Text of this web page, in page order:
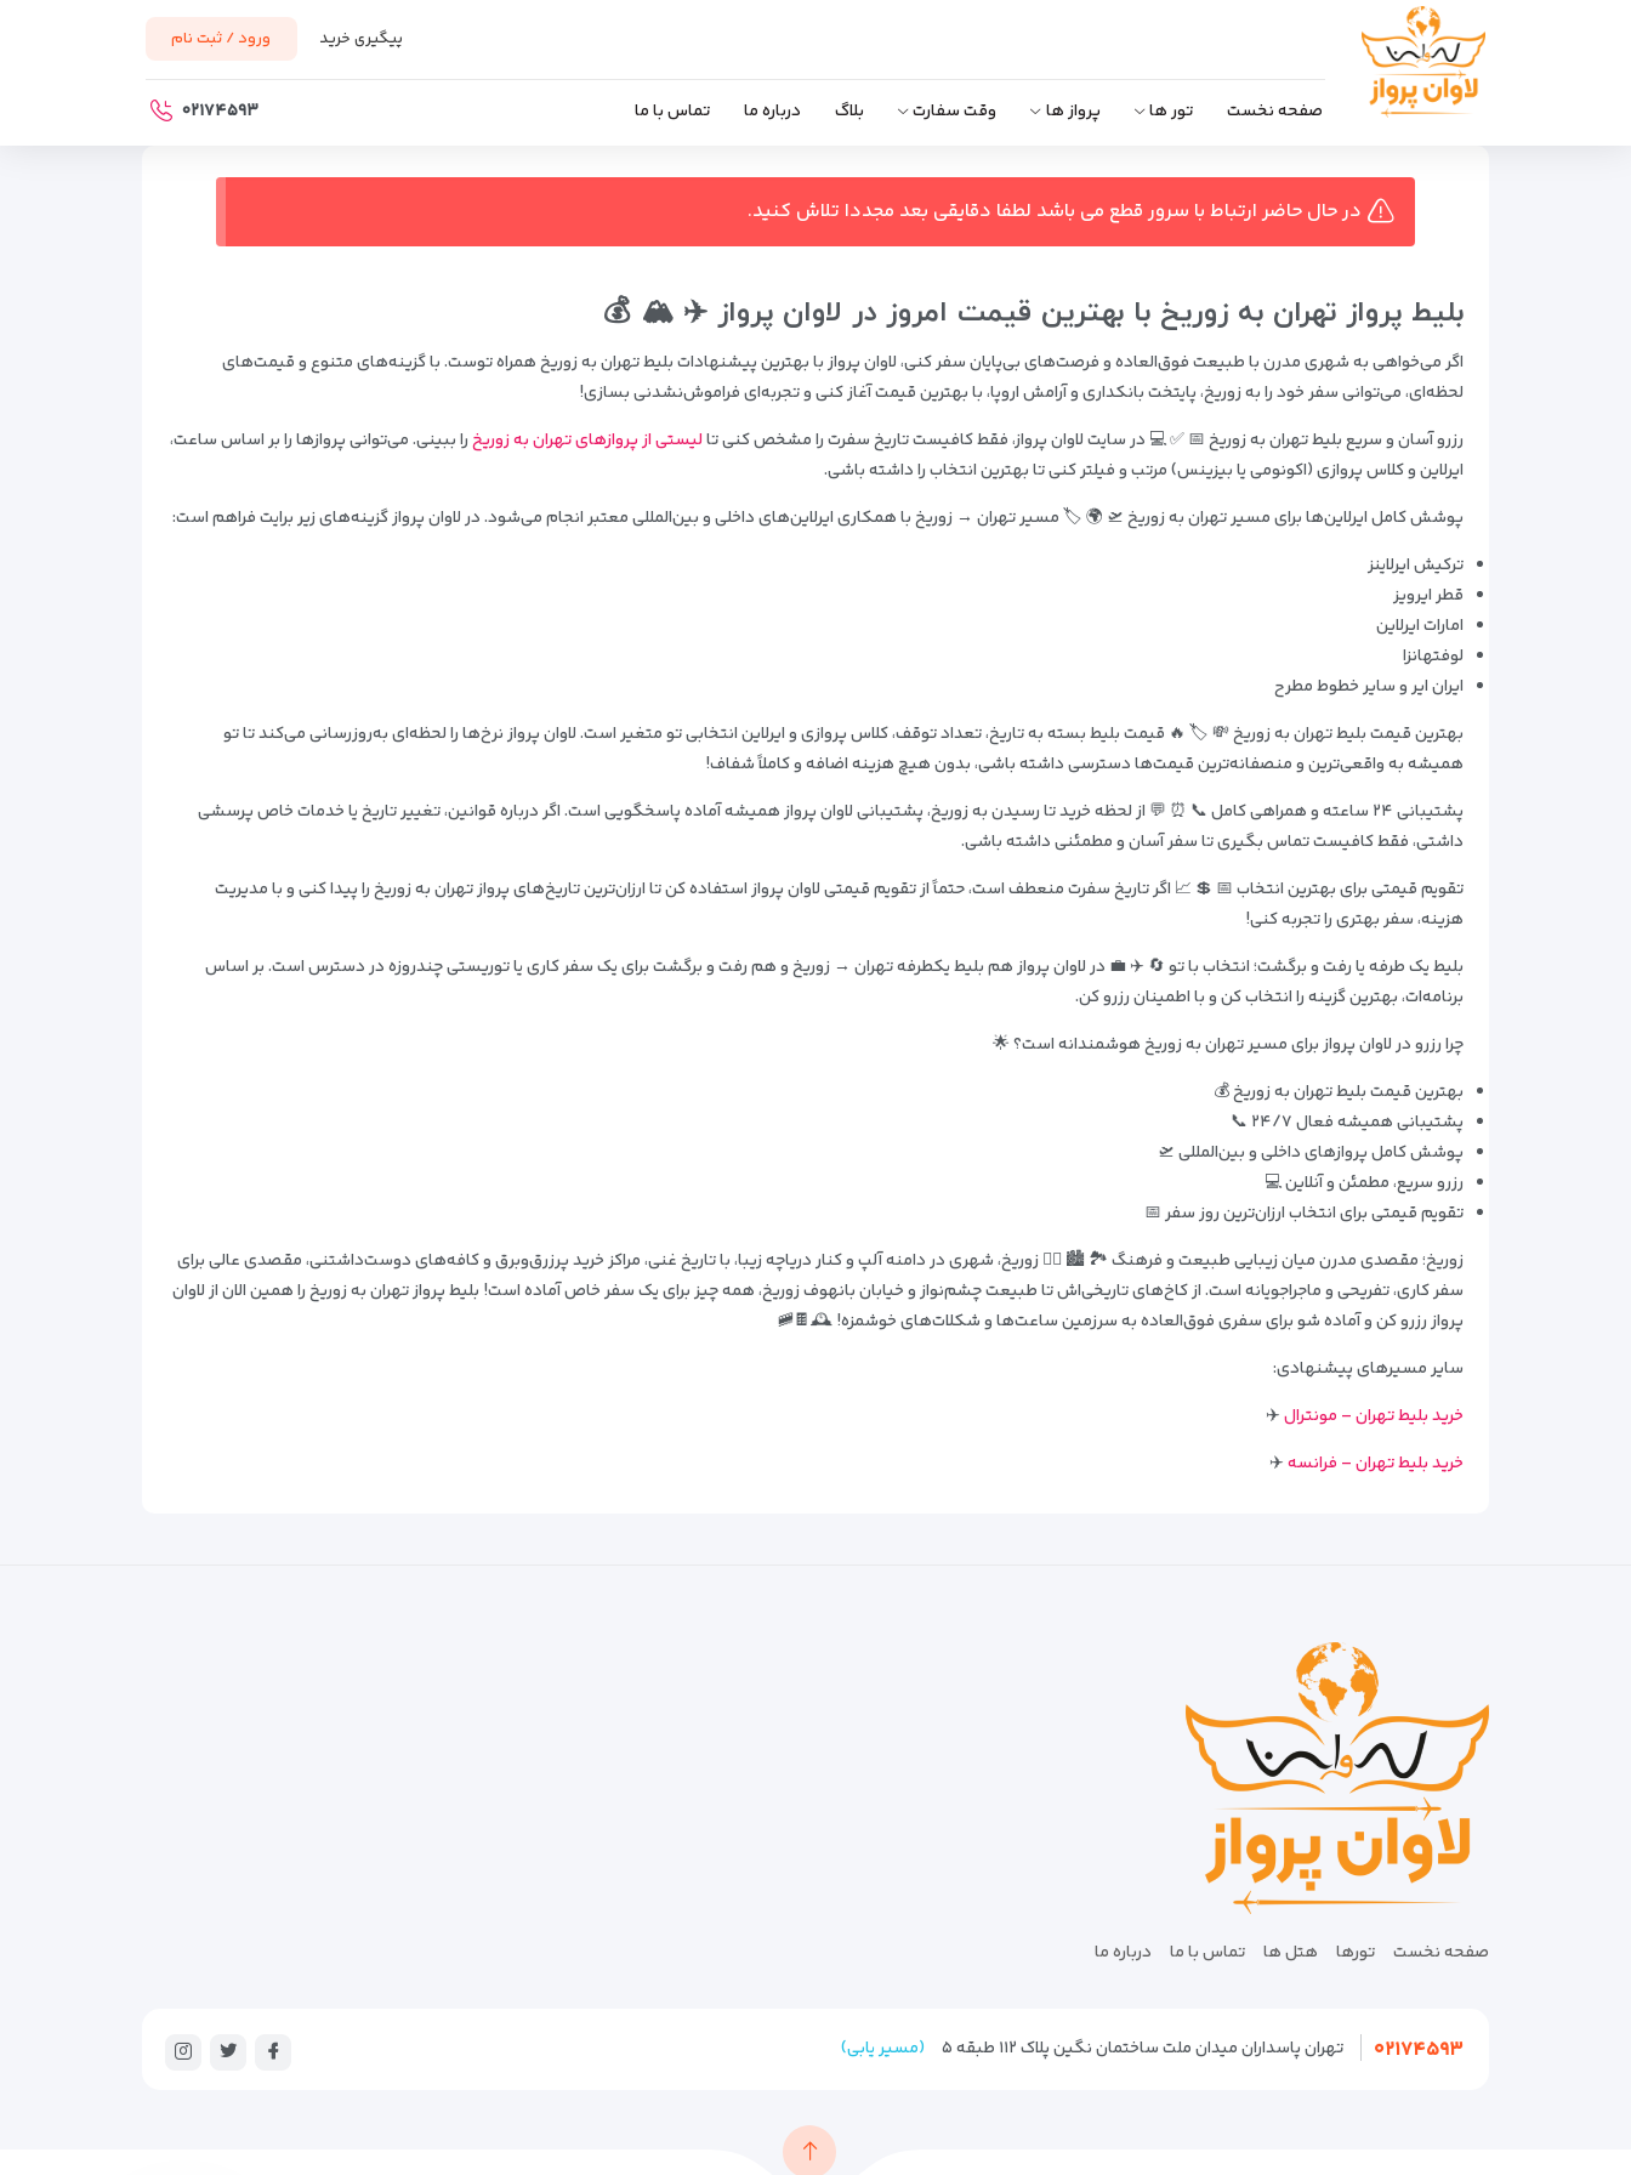
پیگیری خرید ورود / ثبت نام
صفحه نخست تور ها پرواز ها وقت سفارت بلاگ درباره ما تماس با ما ۰۲۱۷۴۵۹۳
در حال حاضر ارتباط با سرور قطع می باشد لطفا دقایقی بعد مجددا تلاش کنید.
بلیط پرواز تهران به زوریخ با بهترین قیمت امروز در لاوان پرواز ✈️ 🏔️ 💰
اگر می‌خواهی به شهری مدرن با طبیعت فوق‌العاده و فرصت‌های بی‌پایان سفر کنی، لاوان پرواز با بهترین پیشنهادات بلیط تهران به زوریخ همراه توست. با گزینه‌های متنوع و قیمت‌های
لحظه‌ای، می‌توانی سفر خود را به زوریخ، پایتخت بانکداری و آرامش اروپا، با بهترین قیمت آغاز کنی و تجربه‌ای فراموش‌نشدنی بسازی!
رزرو آسان و سریع بلیط تهران به زوریخ 📅 ✅ 💻 در سایت لاوان پرواز، فقط کافیست تاریخ سفرت را مشخص کنی تالیستی از پروازهای تهران به زوریخرا ببینی. می‌توانی پروازها را بر اساس ساعت،
ایرلاین و کلاس پروازی (اکونومی یا بیزینس) مرتب و فیلتر کنی تا بهترین انتخاب را داشته باشی.
پوشش کامل ایرلاین‌ها برای مسیر تهران به زوریخ 🛫 🌍 🏷️ مسیر تهران → زوریخ با همکاری ایرلاین‌های داخلی و بین‌المللی معتبر انجام می‌شود. در لاوان پرواز گزینه‌های زیر برایت فراهم است:
ترکیش ایرلاینز
قطر ایرویز
امارات ایرلاین
لوفتهانزا
ایران ایر و سایر خطوط مطرح
بهترین قیمت بلیط تهران به زوریخ 💸 🏷️ 🔥 قیمت بلیط بسته به تاریخ، تعداد توقف، کلاس پروازی و ایرلاین انتخابی تو متغیر است. لاوان پرواز نرخ‌ها را لحظه‌ای به‌روزرسانی می‌کند تا تو
همیشه به واقعی‌ترین و منصفانه‌ترین قیمت‌ها دسترسی داشته باشی، بدون هیچ هزینه اضافه و کاملاً شفاف!
پشتیبانی ۲۴ ساعته و همراهی کامل 📞 ⏰ 💬 از لحظه خرید تا رسیدن به زوریخ، پشتیبانی لاوان پرواز همیشه آماده پاسخگویی است. اگر درباره قوانین، تغییر تاریخ یا خدمات خاص پرسشی
داشتی، فقط کافیست تماس بگیری تا سفر آسان و مطمئنی داشته باشی.
تقویم قیمتی برای بهترین انتخاب 📅 💲 📈 اگر تاریخ سفرت منعطف است، حتماً از تقویم قیمتی لاوان پرواز استفاده کن تا ارزان‌ترین تاریخ‌های پرواز تهران به زوریخ را پیدا کنی و با مدیریت
هزینه، سفر بهتری را تجربه کنی!
بلیط یک طرفه یا رفت و برگشت؛ انتخاب با تو 🔄 ✈️ 💼 در لاوان پرواز هم بلیط یکطرفه تهران → زوریخ و هم رفت و برگشت برای یک سفر کاری یا توریستی چندروزه در دسترس است. بر اساس
برنامه‌ات، بهترین گزینه را انتخاب کن و با اطمینان رزرو کن.
چرا رزرو در لاوان پرواز برای مسیر تهران به زوریخ هوشمندانه است؟ 🌟
بهترین قیمت بلیط تهران به زوریخ 💰
پشتیبانی همیشه فعال ۲۴/۷ 📞
پوشش کامل پروازهای داخلی و بین‌المللی 🛫
رزرو سریع، مطمئن و آنلاین 💻
تقویم قیمتی برای انتخاب ارزان‌ترین روز سفر 📅
زوریخ؛ مقصدی مدرن میان زیبایی طبیعت و فرهنگ 🏞️ 🏙️ 🚴‍♂️ زوریخ، شهری در دامنه آلپ و کنار دریاچه زیبا، با تاریخ غنی، مراکز خرید پرزرق‌وبرق و کافه‌های دوست‌داشتنی، مقصدی عالی برای
سفر کاری، تفریحی و ماجراجویانه است. از کاخ‌های تاریخی‌اش تا طبیعت چشم‌نواز و خیابان بانهوف زوریخ، همه چیز برای یک سفر خاص آماده است! بلیط پرواز تهران به زوریخ را همین الان از لاوان
پرواز رزرو کن و آماده شو برای سفری فوق‌العاده به سرزمین ساعت‌ها و شکلات‌های خوشمزه! 🕰️🍫🚞
سایر مسیرهای پیشنهادی:
خرید بلیط تهران – مونترال✈️
خرید بلیط تهران – فرانسه✈️
صفحه نخست تورها هتل ها تماس با ما درباره ما
۰۲۱۷۴۵۹۳ تهران پاسداران میدان ملت ساختمان نگین پلاک ۱۱۲ طبقه ۵ (مسیر یابی)